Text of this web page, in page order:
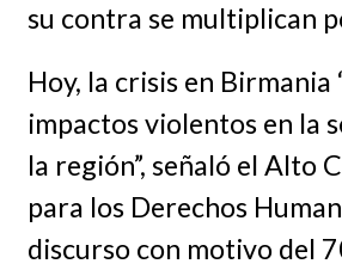
su contra se multiplican
Hoy, la crisis en
impactos violentos en la
la región”, señaló el Alto
para los Derechos
discurso con motivo del